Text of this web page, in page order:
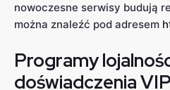
nowoczesne serwisy budują
można znaleźć pod adresem
Programy
doświadczenia